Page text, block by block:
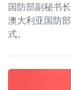
国防部副秘书
澳大利亚国防
式。